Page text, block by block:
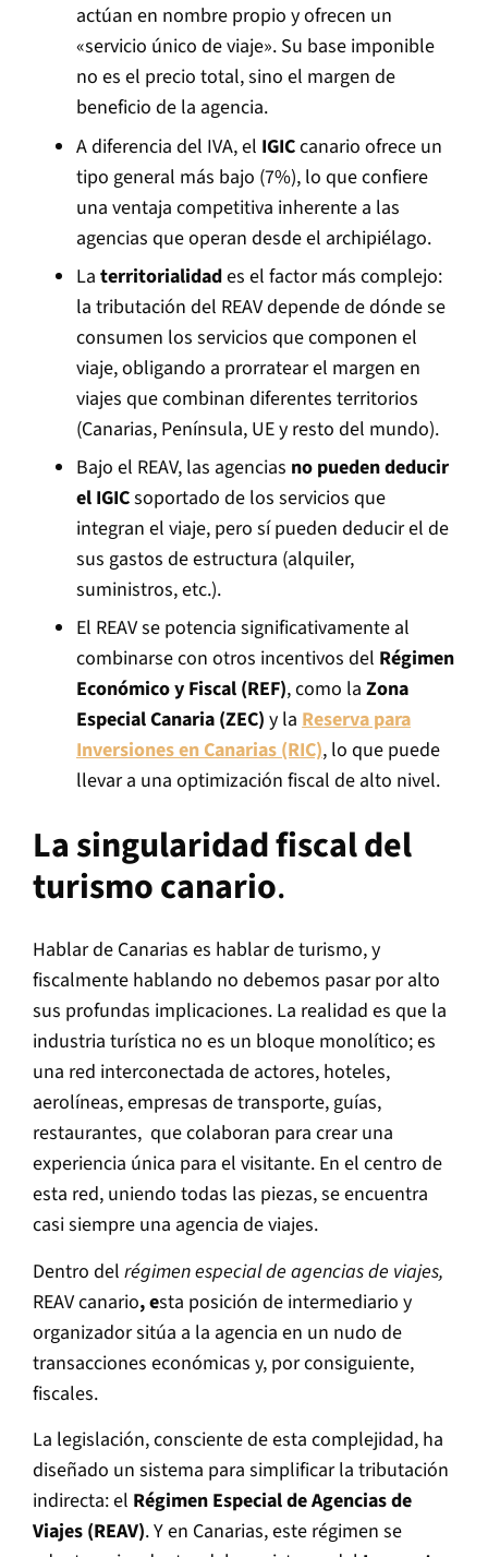
actúan en nombre propio y ofrecen un
«servicio único de viaje». Su base imponible
no es el precio total, sino el margen de
beneficio de la agencia.
A diferencia del IVA, el IGICcanario ofrece un
tipo general más bajo (7%), lo que confiere
una ventaja competitiva inherente a las
agencias que operan desde el archipiélago.
La territorialidades el factor más complejo:
la tributación del REAV depende de dónde se
consumen los servicios que componen el
viaje, obligando a prorratear el margen en
viajes que combinan diferentes territorios
(Canarias, Península, UE y resto del mundo).
Bajo el REAV, las agencias no pueden deducir
el IGICsoportado de los servicios que
integran el viaje, pero sí pueden deducir el de
sus gastos de estructura (alquiler,
suministros, etc.).
El REAV se potencia significativamente al
combinarse con otros incentivos del Régimen
Económico y Fiscal (REF), como la Zona
Especial Canaria (ZEC) y la Reserva para
Inversiones en Canarias (RIC), lo que puede
llevar a una optimización fiscal de alto nivel.
La singularidad fiscal del
turismo canario.
Hablar de Canarias es hablar de turismo, y
fiscalmente hablando no debemos pasar por alto
sus profundas implicaciones. La realidad es que la
industria turística no es un bloque monolítico; es
una red interconectada de actores, hoteles,
aerolíneas, empresas de transporte, guías,
restaurantes, que colaboran para crear una
experiencia única para el visitante. En el centro de
esta red, uniendo todas las piezas, se encuentra
casi siempre una agencia de viajes.
Dentro del régimen especial de agencias de viajes,
REAV canario, esta posición de intermediario y
organizador sitúa a la agencia en un nudo de
transacciones económicas y, por consiguiente,
fiscales.
La legislación, consciente de esta complejidad, ha
diseñado un sistema para simplificar la tributación
indirecta: el Régimen Especial de Agencias de
Viajes (REAV). Y en Canarias, este régimen se